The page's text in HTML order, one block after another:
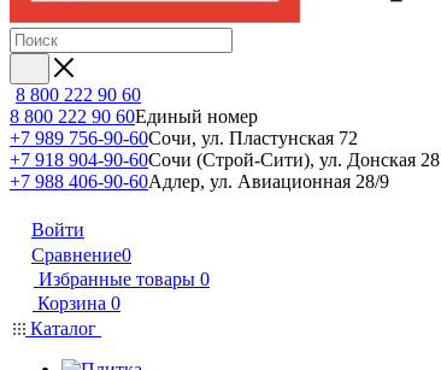
8 800 222 90 60
8 800 222 90 60Единый номер
+7 989 756-90-60Сочи, ул. Пластунская 72
+7 918 904-90-60Сочи (Строй-Сити), ул. Донская 28
+7 988 406-90-60Адлер, ул. Авиационная 28/9
Войти
Сравнение0
Избранные товары 0
Корзина 0
Каталог